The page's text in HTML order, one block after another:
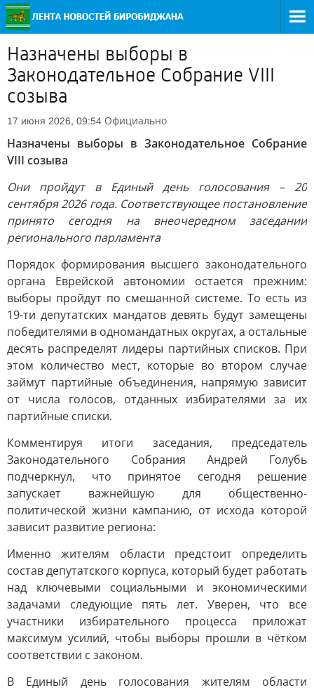
Назначены выборы в
Законодательное Собрание VIII
созыва
17 июня 2026, 09:54 Официально
Назначены выборы в Законодательное Собрание
VIII созыва
Они пройдут в Единый день голосования – 20
сентября 2026 года. Соответствующее постановление
принято сегодня на внеочередном заседании
регионального парламента
Порядок формирования высшего законодательного
органа Еврейской автономии остается прежним:
выборы пройдут по смешанной системе. То есть из
19-ти депутатских мандатов девять будут замещены
победителями в одномандатных округах, а остальные
десять распределят лидеры партийных списков. При
этом количество мест, которые во втором случае
займут партийные объединения, напрямую зависит
от числа голосов, отданных избирателями за их
партийные списки.
Комментируя итоги заседания, председатель
Законодательного Собрания Андрей Голубь
подчеркнул, что принятое сегодня решение
запускает важнейшую для общественно-
политической жизни кампанию, от исхода которой
зависит развитие региона:
Именно жителям области предстоит определить
состав депутатского корпуса, который будет работать
над ключевыми социальными и экономическими
задачами следующие пять лет. Уверен, что все
участники избирательного процесса приложат
максимум усилий, чтобы выборы прошли в чётком
соответствии с законом.
В Единый день голосования жителям области